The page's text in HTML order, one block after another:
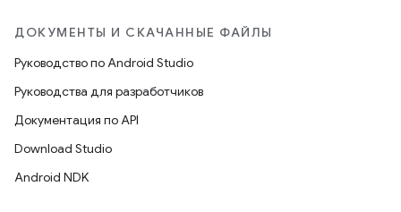
ДОКУМЕНТЫ И СКАЧАННЫЕ ФАЙЛЫ
Руководство по Android Studio
Руководства для разработчиков
Документация по API
Download Studio
Android NDK